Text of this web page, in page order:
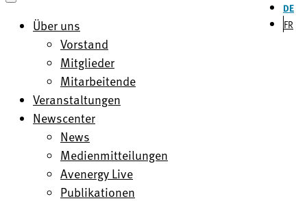
DE
FR
Über uns
Vorstand
Mitglieder
Mitarbeitende
Veranstaltungen
Newscenter
News
Medienmitteilungen
Avenergy Live
Publikationen